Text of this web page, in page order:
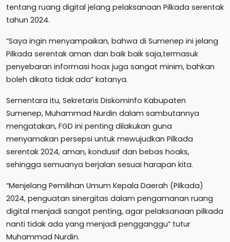
tentang ruang digital jelang pelaksanaan Pilkada serentak
tahun 2024.
“Saya ingin menyampaikan, bahwa di Sumenep ini jelang
Pilkada serentak aman dan baik baik saja,termasuk
penyebaran informasi hoax juga sangat minim, bahkan
boleh dikata tidak ada” katanya.
Sementara itu, Sekretaris Diskominfo Kabupaten
Sumenep, Muhammad Nurdin dalam sambutannya
mengatakan, FGD ini penting dilakukan guna
menyamakan persepsi untuk mewujudkan Pilkada
serentak 2024, aman, kondusif dan bebas hoaks,
sehingga semuanya berjalan sesuai harapan kita.
“Menjelang Pemilihan Umum Kepala Daerah (Pilkada)
2024, penguatan sinergitas dalam pengamanan ruang
digital menjadi sangat penting, agar pelaksanaan pilkada
nanti tidak ada yang menjadi pengganggu” tutur
Muhammad Nurdin.